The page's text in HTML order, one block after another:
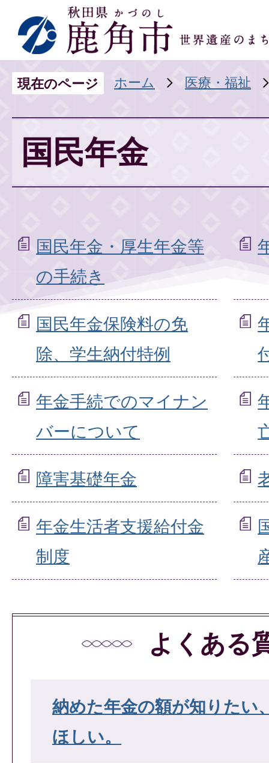
現在のページ ホーム 医療・福祉
国民年金
国民年金・厚生年金等
の手続き
国民年金保険料の免
除、学生納付特例
年金手続でのマイナン
バーについて
障害基礎年金
年金生活者支援給付金
制度
よくある
納めた年金の額が知りたい
ほしい。